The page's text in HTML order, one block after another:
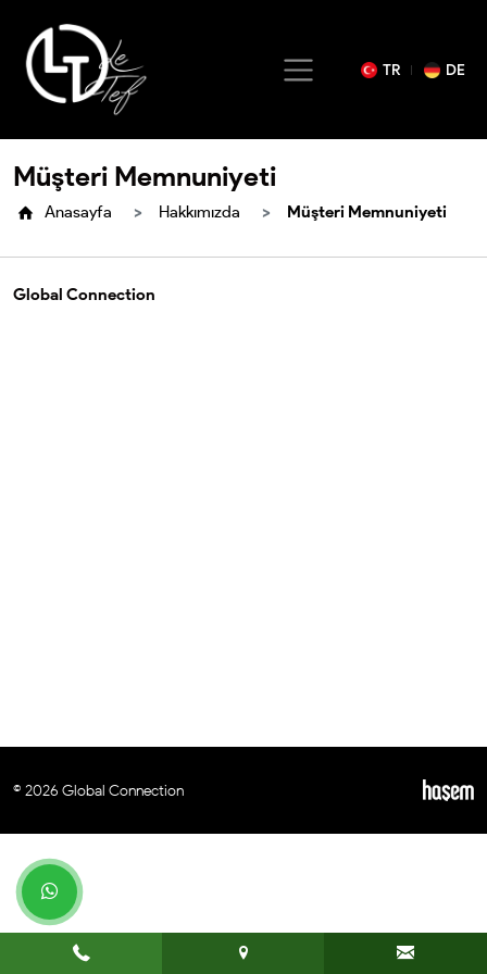
TR DE
Müşteri Memnuniyeti
Anasayfa Hakkımızda Müşteri Memnuniyeti
Global Connection
© 2026 Global Connection